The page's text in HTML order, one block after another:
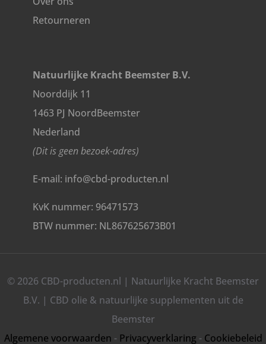
Retourneren
Natuurlijke Kracht Beemster B.V.
Noorddijk 11
1463 PJ NoordBeemster
Nederland
(Dit is geen bezoek-adres)
E-mail: info@cbd-producten.nl
KvK nummer: 96471573
BTW nummer: NL867625673B01
© 2026 CBD-producten.nl | Natuurlijke Kracht Beemster
B.V. | CBD olie & natuurlijke supplementen uit de
Beemster
Algemene voorwaarden - Privacyverklaring - Cookiebeleid